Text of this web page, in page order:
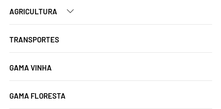
AGRICULTURA
TRANSPORTES
GAMA VINHA
GAMA FLORESTA